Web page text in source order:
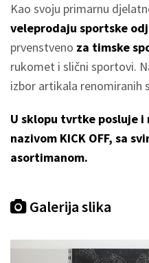
Kao svoju primarnu
veleprodaju sportske
prvenstveno za timske
rukomet i slični sportovi.
izbor artikala renomiranih
U sklopu tvrtke posluje
nazivom KICK OFF, sa
asortimanom.
Galerija slika